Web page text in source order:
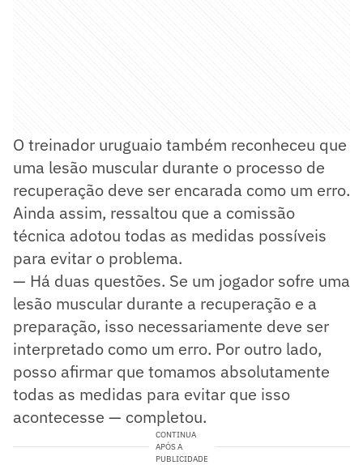
O treinador uruguaio também reconheceu que
uma lesão muscular durante o processo de
recuperação deve ser encarada como um erro.
Ainda assim, ressaltou que a comissão
técnica adotou todas as medidas possíveis
para evitar o problema.
— Há duas questões. Se um jogador sofre uma
lesão muscular durante a recuperação e a
preparação, isso necessariamente deve ser
interpretado como um erro. Por outro lado,
posso afirmar que tomamos absolutamente
todas as medidas para evitar que isso
acontecesse — completou.
CONTINUA
APÓS A
PUBLICIDADE